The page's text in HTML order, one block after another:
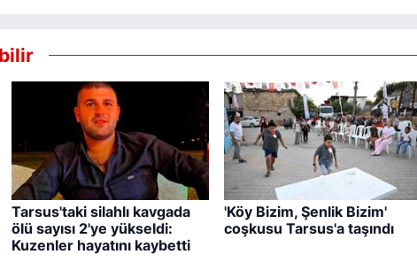
Tarsus'taki silahlı kavgada
ölü sayısı 2'ye yükseldi:
Kuzenler hayatını kaybetti
'Köy Bizim, Şenlik Bizim'
coşkusu Tarsus'a taşındı